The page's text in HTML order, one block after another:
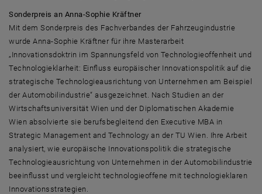
Sonderpreis an Anna-Sophie Kräftner
Mit dem Sonderpreis des Fachverbandes der Fahrzeugindustrie
wurde Anna-Sophie Kräftner für ihre Masterarbeit
„Innovationsdoktrin im Spannungsfeld von Technologieoffenheit und
Technologieklarheit: Einfluss europäischer Innovationspolitik auf die
strategische Technologieausrichtung von Unternehmen am Beispiel
der Automobilindustrie“ ausgezeichnet. Nach Studien an der
Wirtschaftsuniversität Wien und der Diplomatischen Akademie
Wien absolvierte sie berufsbegleitend den Executive MBA in
Strategic Management and Technology an der TU Wien. Ihre Arbeit
analysiert, wie europäische Innovationspolitik die strategische
Technologieausrichtung von Unternehmen in der Automobilindustrie
beeinflusst und vergleicht technologieoffene mit technologieklaren
Innovationsstrategien.